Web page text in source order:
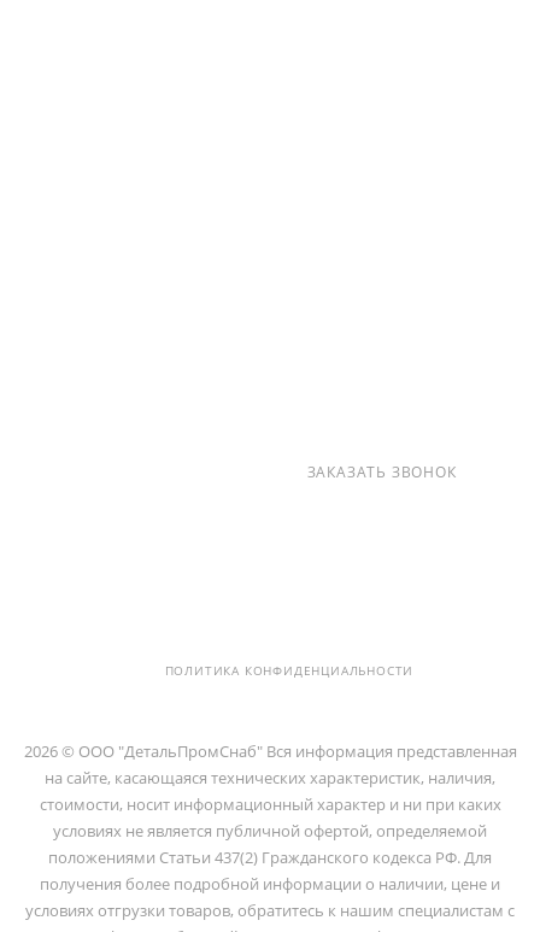
ЗАКАЗАТЬ ЗВОНОК
ПОЛИТИКА КОНФИДЕНЦИАЛЬНОСТИ
2026 © ООО "ДетальПромСнаб" Вся информация представленная
на сайте, касающаяся технических характеристик, наличия,
стоимости, носит информационный характер и ни при каких
условиях не является публичной офертой, определяемой
положениями Статьи 437(2) Гражданского кодекса РФ. Для
получения более подробной информации о наличии, цене и
условиях отгрузки товаров, обратитесь к нашим специалистам с